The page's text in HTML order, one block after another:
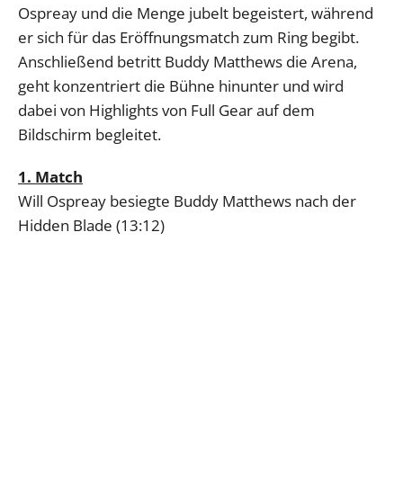
Ospreay und die Menge jubelt begeistert, während
er sich für das Eröffnungsmatch zum Ring begibt.
Anschließend betritt Buddy Matthews die Arena,
geht konzentriert die Bühne hinunter und wird
dabei von Highlights von Full Gear auf dem
Bildschirm begleitet.
1. Match
Will Ospreay besiegte Buddy Matthews nach der
Hidden Blade (13:12)